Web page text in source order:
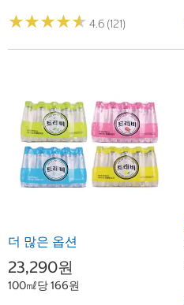
★★★★★
★★★★★ 4.6 (121)
더 많은 옵션
23,290원
100㎖당 166원